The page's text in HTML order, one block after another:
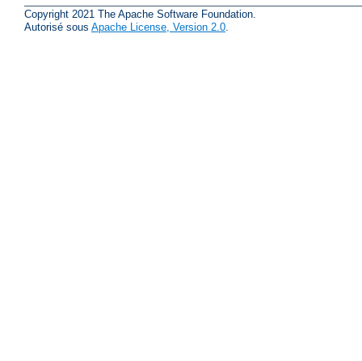
Copyright 2021 The Apache Software Foundation.
Autorisé sous Apache License, Version 2.0.